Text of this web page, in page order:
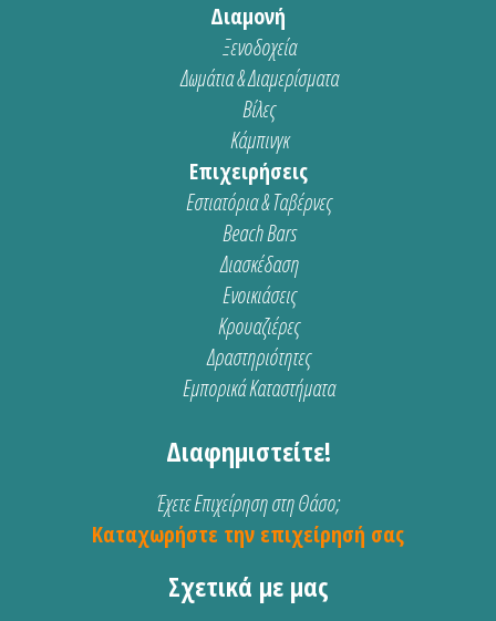
Διαμονή
Ξενοδοχεία
Δωμάτια & Διαμερίσματα
Βίλες
Κάμπινγκ
Επιχειρήσεις
Εστιατόρια & Ταβέρνες
Beach Bars
Διασκέδαση
Ενοικιάσεις
Κρουαζιέρες
Δραστηριότητες
Εμπορικά Καταστήματα
Διαφημιστείτε!
Έχετε Επιχείρηση στη Θάσο;
Καταχωρήστε την επιχείρησή σας
Σχετικά με μας